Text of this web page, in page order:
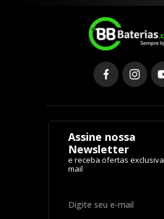
Assine nossa
Newsletter